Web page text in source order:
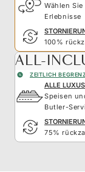
Wählen
Erlebnisse
100%
ALL-
ZEITLICH
ALLE
Speisen
Butler-
75%